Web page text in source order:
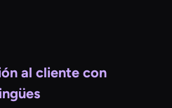
al cliente con